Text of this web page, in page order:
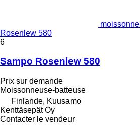
Rosenlew 580
6
Sampo Rosenlew 580
Prix sur demande
Moissonneuse-batteuse
Finlande, Kuusamo
Kenttäsepät Oy
Contacter le vendeur